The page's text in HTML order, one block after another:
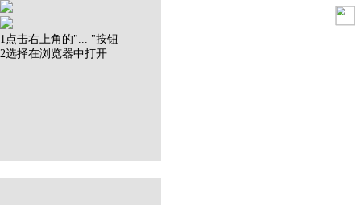
1点击右上角的"... "按钮
2选择在浏览器中打开